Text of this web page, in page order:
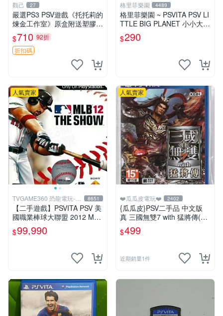
觀己 27
嚴選PS3 PSV遊戲《托托莉的
煉金工作室》原盒附送塑膠海
報，未開封收藏版 托托莉 爐
石 工作室
$710 92折
折扣碼
格里菲樂園 4489
格里菲樂園 ~ PSVITA PSV LI
TTLE BIG PLANET 小小大星
球 美版
$290
人氣賣家
TVGAME360 恐龍電玩-台
中店
8651
【二手遊戲】PSVITA PSV 美
國職業棒球大聯盟 2012 MLB
THE SHOW 12 英文版 【台
中恐龍電玩】
$99,990
人氣賣家
❤️瓜瓜皮電玩❤️ 2402
{瓜瓜皮}PSV二手品 中文版
真 三國無雙7 with 猛將傳(遊
戲都能回收)
$499
近期銷量1件